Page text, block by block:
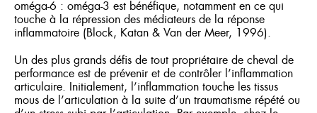
oméga-6 : oméga-3 est bénéfique, notamment en ce qui
touche à la répression des médiateurs de la réponse
inflammatoire (Block, Katan & Van der Meer, 1996).
Un des plus grands défis de tout propriétaire de cheval de
performance est de prévenir et de contrôler l’inflammation
articulaire. Initialement, l’inflammation touche les tissus
mous de l’articulation à la suite d’un traumatisme répété ou